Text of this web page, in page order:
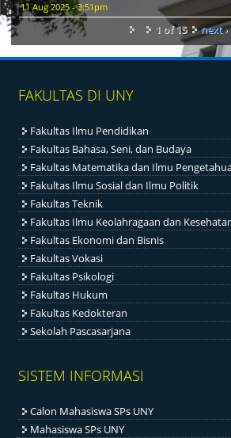
11 Aug 2025 - 3:51pm
1 of 15 next ›
FAKULTAS DI UNY
Fakultas Ilmu Pendidikan
Fakultas Bahasa, Seni, dan Budaya
Fakultas Matematika dan Ilmu
Fakultas Ilmu Sosial dan Ilmu Politik
Fakultas Teknik
Fakultas Ilmu Keolahragaan dan
Fakultas Ekonomi dan Bisnis
Fakultas Vokasi
Fakultas Psikologi
Fakultas Hukum
Fakultas Kedokteran
Sekolah Pascasarjana
SISTEM INFORMASI
Calon Mahasiswa SPs UNY
Mahasiswa SPs UNY